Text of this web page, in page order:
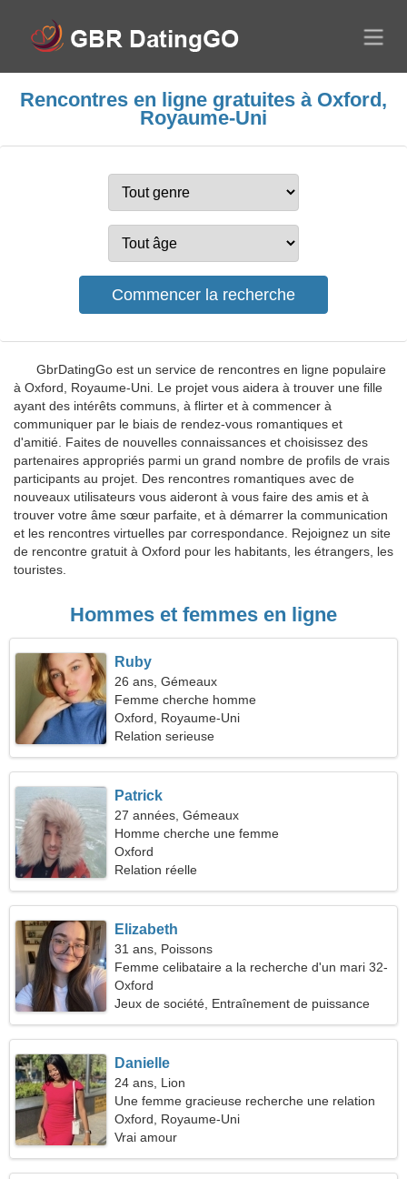
Rencontres en ligne gratuites à Oxford,
Royaume-Uni
GbrDatingGo est un service de rencontres en ligne populaire
à Oxford, Royaume-Uni. Le projet vous aidera à trouver une fille
ayant des intérêts communs, à flirter et à commencer à
communiquer par le biais de rendez-vous romantiques et
d'amitié. Faites de nouvelles connaissances et choisissez des
partenaires appropriés parmi un grand nombre de profils de vrais
participants au projet. Des rencontres romantiques avec de
nouveaux utilisateurs vous aideront à vous faire des amis et à
trouver votre âme sœur parfaite, et à démarrer la communication
et les rencontres virtuelles par correspondance. Rejoignez un site
de rencontre gratuit à Oxford pour les habitants, les étrangers, les
touristes.
Hommes et femmes en ligne
Ruby
26 ans, Gémeaux
Femme cherche homme
Oxford, Royaume-Uni
Relation serieuse
Patrick
27 années, Gémeaux
Homme cherche une femme
Oxford
Relation réelle
Elizabeth
31 ans, Poissons
Femme celibataire a la recherche d'un mari 32-
42
Oxford
Jeux de société, Entraînement de puissance
Danielle
24 ans, Lion
Une femme gracieuse recherche une relation
passionnée
Oxford, Royaume-Uni
Vrai amour